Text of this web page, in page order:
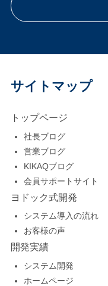
サイトマップ
トップページ
社長ブログ
営業ブログ
KIKAQブログ
会員サポートサイト
ヨドック式開発
システム導入の流れ
お客様の声
開発実績
システム開発
ホームページ